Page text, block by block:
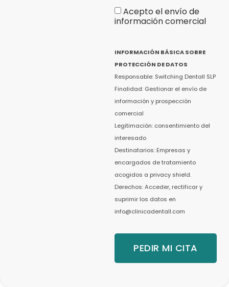
Acepto el envío de
información comercial
INFORMACIÓN BÁSICA SOBRE
PROTECCIÓN DE DATOS
Responsable: Switching Dentall SLP
Finalidad: Gestionar el envío de
información y prospección
comercial
Legitimación: consentimiento del
interesado
Destinatarios: Empresas y
encargados de tratamiento
acogidos a privacy shield.
Derechos: Acceder, rectificar y
suprimir los datos en
info@clinicadentall.com
PEDIR MI CITA